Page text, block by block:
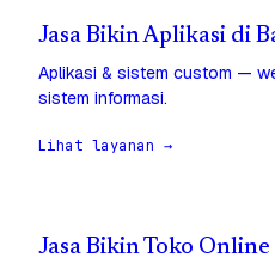
Jasa Bikin Aplikasi di
Aplikasi & sistem custom —
sistem informasi.
Lihat layanan →
Jasa Bikin Toko